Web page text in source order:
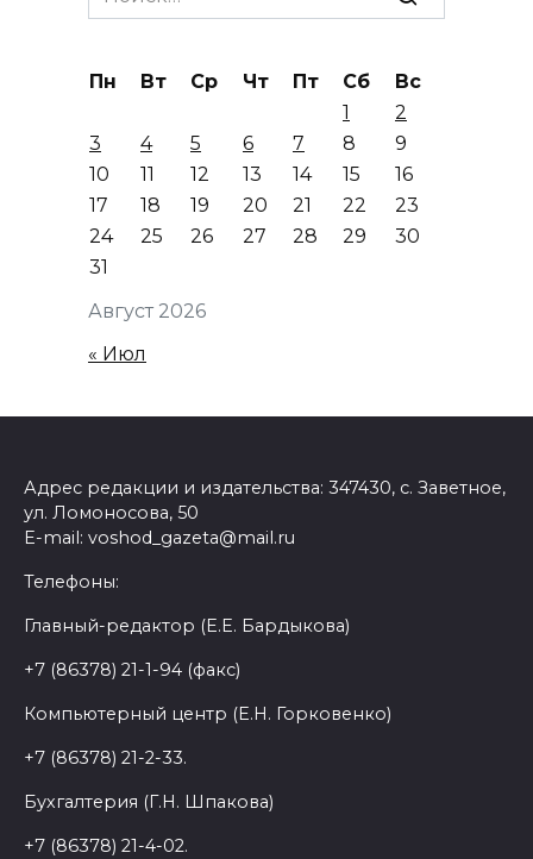
for:
Август 2026
Пн Вт Ср Чт Пт Сб
Вс
1
2
3
4 5 6 7 8
9
10
11 12 13 14 15
16
17
18 19 20 21 22
23
24
25 26 27 28 29
30
31
« Июл
Адрес редакции и издательства: 347430, с. Заветное,
ул. Ломоносова, 50
E-mail: voshod_gazeta@mail.ru
Телефоны:
Главный-редактор (Е.Е. Бардыкова)
+7 (86378) 21-1-94 (факс)
Компьютерный центр (Е.Н. Горковенко)
+7 (86378) 21-2-33.
Бухгалтерия (Г.Н. Шпакова)
+7 (86378) 21-4-02.